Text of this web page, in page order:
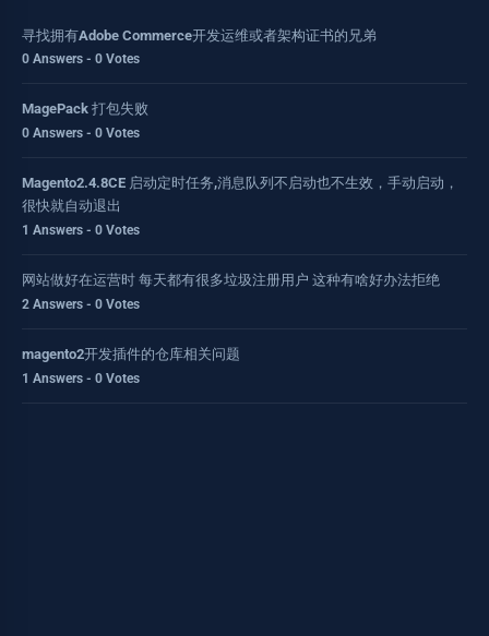
寻找拥有Adobe Commerce开发运维或者架构证书的兄弟
0 Answers - 0 Votes
MagePack 打包失败
0 Answers - 0 Votes
Magento2.4.8CE 启动定时任务,消息队列不启动也不生效，手动启动，
很快就自动退出
1 Answers - 0 Votes
网站做好在运营时 每天都有很多垃圾注册用户 这种有啥好办法拒绝
2 Answers - 0 Votes
magento2开发插件的仓库相关问题
1 Answers - 0 Votes